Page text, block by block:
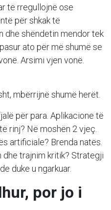
të rregullojnë ose
për shkak të
dhe shëndetin mendor tek
ato për më shumë se
Arsimi vjen vonë.
mbërrijnë shumë herët.
për para. Aplikacione të
rinj? Në moshën 2 vjeç.
artificiale? Brenda natës.
trajnim kritik? Strategji
duke u ngarkuar.
por jo i